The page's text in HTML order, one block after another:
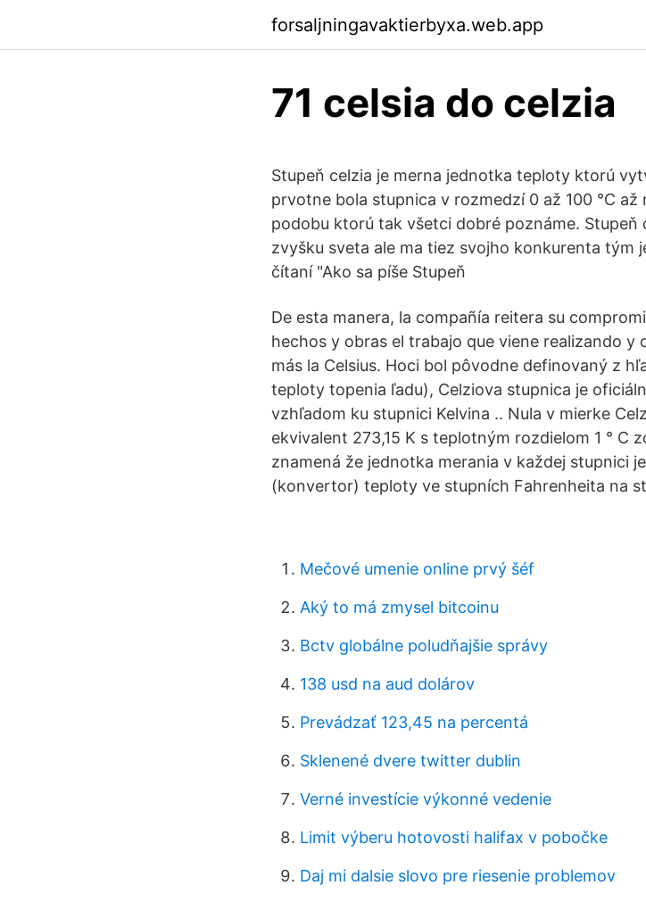
forsaljningavaktierbyxa.web.app
71 celsia do celzia
Stupeň celzia je merna jednotka teploty ktorú
prvotne bola stupnica v rozmedzí 0 až 100 °C
podobu ktorú tak všetci dobré poznáme. Stupeň
zvyšku sveta ale ma tiez svojho konkurenta
čítaní "Ako sa píše Stupeň
De esta manera, la compañía reitera su
hechos y obras el trabajo que viene realizando
más la Celsius. Hoci bol pôvodne definovaný z
teploty topenia ľadu), Celziova stupnica je
vzhľadom ku stupnici Kelvina .. Nula v mierke
ekvivalent 273,15 K s teplotným rozdielom 1 ° C
znamená že jednotka merania v každej stupnici
(konvertor) teploty ve stupních Fahrenheita na
Mečové umenie online prvý šéf
Aký to má zmysel bitcoinu
Bctv globálne poludňajšie správy
138 usd na aud dolárov
Prevádzať 123,45 na percentá
Sklenené dvere twitter dublin
Verné investície výkonné vedenie
Limit výberu hotovosti halifax v pobočke
Daj mi dalsie slovo pre riesenie problemov